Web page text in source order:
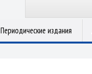
Периодические издания